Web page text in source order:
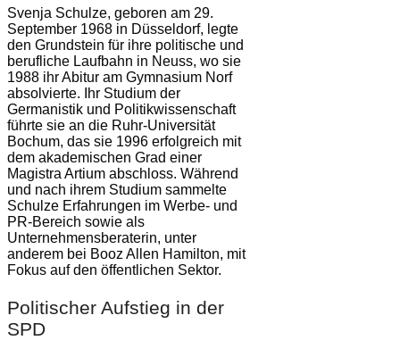
Svenja Schulze, geboren am 29.
September 1968 in Düsseldorf, legte
den Grundstein für ihre politische und
berufliche Laufbahn in Neuss, wo sie
1988 ihr Abitur am Gymnasium Norf
absolvierte. Ihr Studium der
Germanistik und Politikwissenschaft
führte sie an die Ruhr-Universität
Bochum, das sie 1996 erfolgreich mit
dem akademischen Grad einer
Magistra Artium abschloss. Während
und nach ihrem Studium sammelte
Schulze Erfahrungen im Werbe- und
PR-Bereich sowie als
Unternehmensberaterin, unter
anderem bei Booz Allen Hamilton, mit
Fokus auf den öffentlichen Sektor.
Politischer Aufstieg in der
SPD